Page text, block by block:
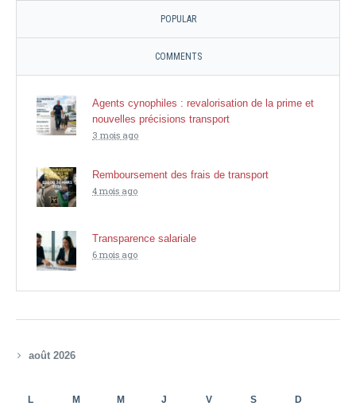
POPULAR
COMMENTS
Agents cynophiles : revalorisation de la prime et
nouvelles précisions transport
3 mois ago
Remboursement des frais de transport
4 mois ago
Transparence salariale
6 mois ago
août 2026
L M M J V S D